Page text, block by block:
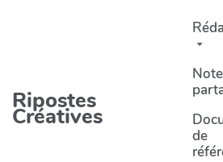
Ripostes
Créatives
de